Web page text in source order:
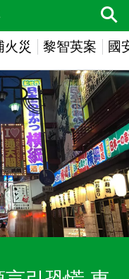
火災 黎智英案 國